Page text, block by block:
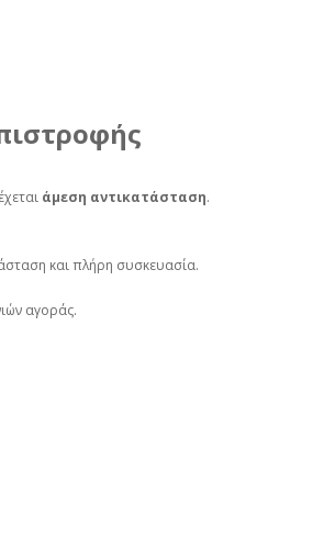
άμεση αντικατάσταση.
και πλήρη συσκευασία.
αγοράς.